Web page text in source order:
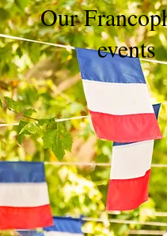
Our
events